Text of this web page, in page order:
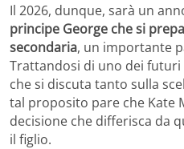
Il 2026, dunque, sarà un
principe George che si
secondaria, un importante
Trattandosi di uno dei
che si discuta tanto sulla
tal proposito pare che Kate
decisione che differisca da
il figlio.